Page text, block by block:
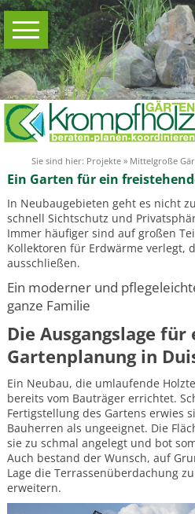
Sie sind hier: Projekte » Mittelgroße
Navigation
überspringen
home
Gartenberatung
Gartenberatung
Service
Kosten
Informationen
Leistungsprofil
Gartenplanung
Service
Gartenplan
Informationen
Projekte
Kleine
Gärten
Kleiner
schmaler
Garten
Langer,
schmaler
Reihenhausgarten
Ein Garten für ein
In Neubaugebieten geht es nicht
schnell Sichtschutz und
Immer häufiger sind auf großen
Kollektoren für Erdwärme verlegt,
ausschließen.
Ein moderner und
ganze Familie
Die Ausgangslage für
Gartenplanung in
Ein Neubau, die umlaufende
bereits vom Bauträger errichtet.
Fertigstellung des Gartens erwies
Bauherren als ungeeignet. Die
sie zu schmal angelegt und bot
Auch bestand der Wunsch, auf
Lage die Terrassenüberdachung
erweitern.